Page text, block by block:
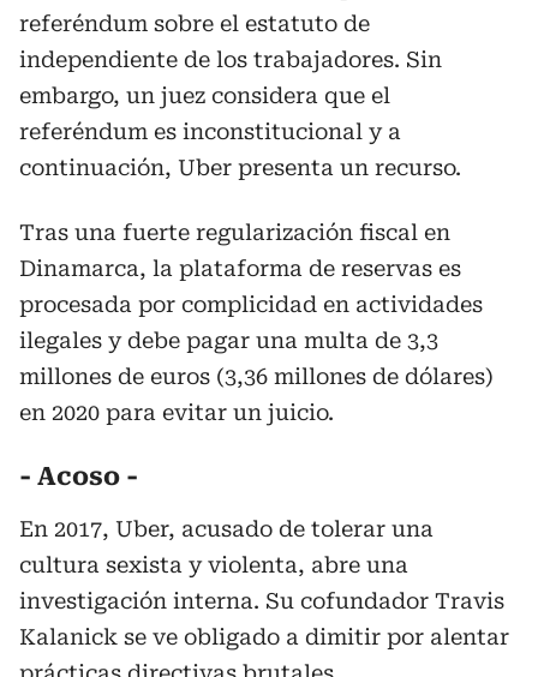
referéndum sobre el estatuto de
independiente de los trabajadores. Sin
embargo, un juez considera que el
referéndum es inconstitucional y a
continuación, Uber presenta un recurso.
Tras una fuerte regularización fiscal en
Dinamarca, la plataforma de reservas es
procesada por complicidad en actividades
ilegales y debe pagar una multa de 3,3
millones de euros (3,36 millones de dólares)
en 2020 para evitar un juicio.
- Acoso -
En 2017, Uber, acusado de tolerar una
cultura sexista y violenta, abre una
investigación interna. Su cofundador Travis
Kalanick se ve obligado a dimitir por alentar